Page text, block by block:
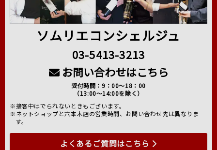
ソムリエコンシェルジュ
03-5413-3213
お問い合わせはこちら
受付時間：9：00～18：00
（13:00～14:00を除く）
※接客中はでられないときもございます。
※ネットショップと六本木店の営業時間、お問い合わせ先は異なりま
す。
よくあるご質問はこちら